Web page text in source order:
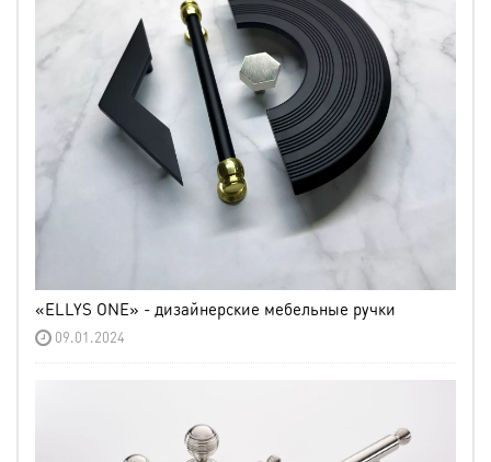
«ELLYS ONE» - дизайнерские мебельные ручки
09.01.2024